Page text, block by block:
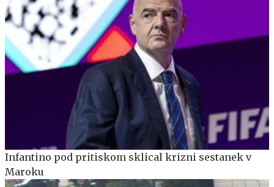
Infantino pod pritiskom sklical krizni sestanek v
Maroku